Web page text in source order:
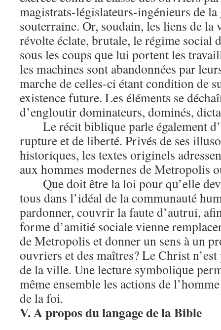
magistrats-législateurs-ingénieurs de la
souterraine. Or, soudain, les liens de la
révolte éclate, brutale, le régime social
sous les coups que lui portent les
les machines sont abandonnées par
marche de celles-ci étant condition de
existence future. Les éléments se
d’engloutir dominateurs, dominés,
Le récit biblique parle également
rupture et de liberté. Privés de ses
historiques, les textes originels
aux hommes modernes de Metropolis
Que doit être la loi pour qu’elle
tous dans l’idéal de la communauté
pardonner, couvrir la faute d’autrui,
forme d’amitié sociale vienne
de Metropolis et donner un sens à un
ouvriers et des maîtres? Le Christ
de la ville. Une lecture symbolique
même ensemble les actions de
de la foi.
V. A propos du langage de la Bible